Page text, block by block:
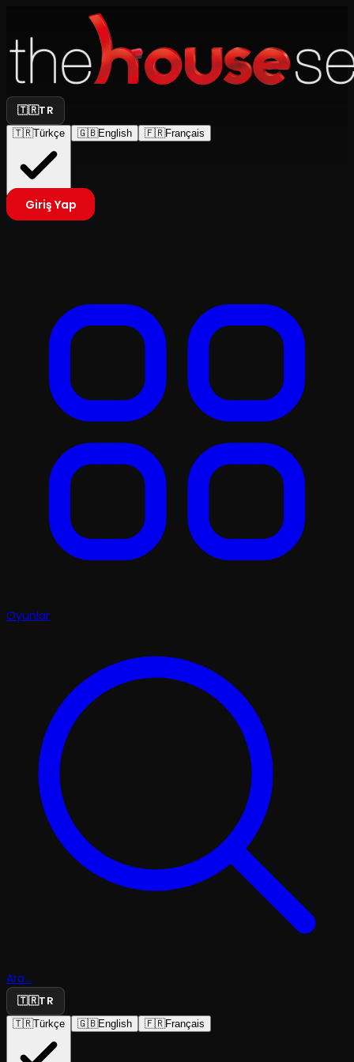
🇹🇷TR
🇹🇷Türkçe 🇬🇧English 🇫🇷Français
Giriş Yap
Oyunlar
Ara...
🇹🇷TR
🇹🇷Türkçe 🇬🇧English 🇫🇷Français